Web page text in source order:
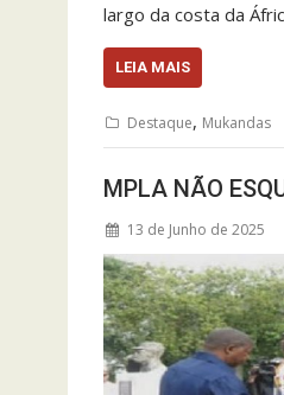
largo da costa da
LEIA MAIS
Destaque, Mukandas
MPLA NÃO
13 de Junho de 2025